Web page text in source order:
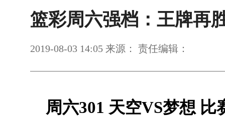
篮彩周六强档：王牌再
2019-08-03 14:05 来源： 责任编辑：
周六301 天空VS梦想 比